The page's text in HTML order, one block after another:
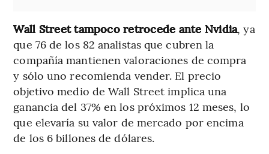
Wall Street tampoco retrocede ante Nvidia, ya
que 76 de los 82 analistas que cubren la
compañía mantienen valoraciones de compra
y sólo uno recomienda vender. El precio
objetivo medio de Wall Street implica una
ganancia del 37% en los próximos 12 meses, lo
que elevaría su valor de mercado por encima
de los 6 billones de dólares.